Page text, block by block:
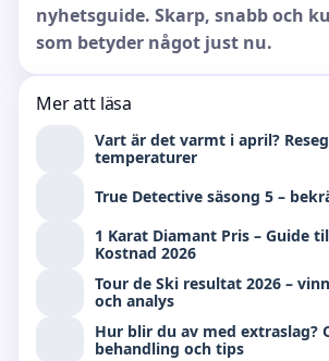
nyhetsguide. Skarp, snabb och
som betyder något just nu.
Mer att läsa
Vart är det varmt i april?
temperaturer
True Detective säsong 5 –
1 Karat Diamant Pris – Guide
Kostnad 2026
Tour de Ski resultat 2026 –
och analys
Hur blir du av med extraslag?
behandling och tips